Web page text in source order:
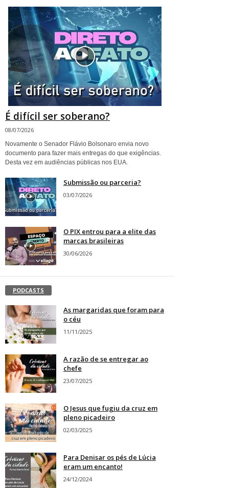
É difícil ser soberano?
08/07/2026
Novamente o Senador Flávio Bolsonaro envia novo
documento para fazer mais entregas do que exigências.
Desta vez em audiências públicas nos EUA.
Submissão ou parceria?
03/07/2026
O PIX entrou para a elite das
marcas brasileiras
30/06/2026
PODCASTS
As margaridas que foram para
o céu
11/11/2025
A razão de se entregar ao
chefe
23/07/2025
O Jesus que fugiu da cruz em
pleno picadeiro
02/03/2025
Para Denisar os pés de Lúcia
eram um encanto!
24/12/2024